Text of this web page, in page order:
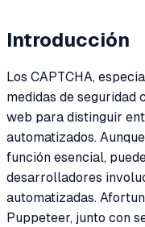
Introducción
Los CAPTCHA,
medidas de seguridad
web para distinguir
automatizados.
función esencial,
desarrolladores
automatizadas.
Puppeteer, junto con